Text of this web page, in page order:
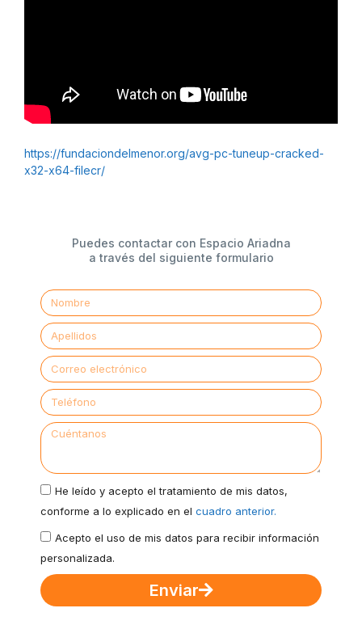
https://fundaciondelmenor.org/avg-pc-tuneup-cracked-
x32-x64-filecr/
Puedes contactar con Espacio Ariadna
a través del siguiente formulario
He leído y acepto el tratamiento de mis datos,
conforme a lo explicado en el cuadro anterior.
Acepto el uso de mis datos para recibir información
personalizada.
Enviar